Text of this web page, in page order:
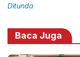
Ditunda
Baca Juga